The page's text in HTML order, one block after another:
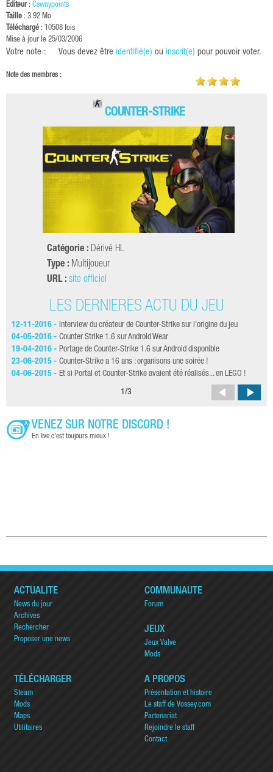
Editeur: Cswaypoints
Taille : 3.92 Mo
Téléchargé : 10508 fois
Mise à jour le 25/03/2006
Votre note : Vous devez être identifié(e) ou inscrit(e) pour pouvoir voter.
Note des membres :
COUNTER-STRIKE
Catégorie : Dérivé HL
Type : Multijoueur
URL : site officiel
LES DERNIÈRES ACTU DU JEU
12-11-2016 - Interview du créateur de Counter-Strike sur l'origine du jeu
04-05-2016 - Counter Strike 1.6 sur Android Wear
19-04-2016 - Portage de Counter-Strike 1.6 sur Android disponible
23-06-2015 - Counter-Strike a 16 ans : organisons une soirée !
04-06-2015 - Et si Portal et Counter-Strike avaient été réalisés... en LEGO !
1 /3
VENEZ SUR NOTRE DISCORD !
En live c'est toujours mieux !
ACTUALITÉ
News du jour
Archives
Rechercher
Proposer une news
COMMUNAUTÉ
Forum
JEUX
Jeux Valve
Mods
TÉLÉCHARGER
Steam
Mods
Maps
Utilitaires
A PROPOS
Présentation et histoire
Le staff de Vossey.com
Partenariat
Rejoindre le staff
Contact